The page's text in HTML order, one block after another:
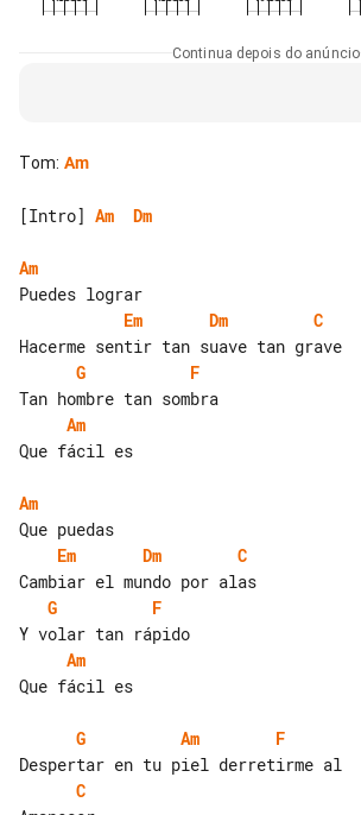
Continua depois do anúncio
Tom: Am
[Intro] Am Dm
Am
Em
Dm
C
G
F
Am
Que fácil es
Am
Em
Dm
C
G
F
Am
Que fácil es
G Am
F
C